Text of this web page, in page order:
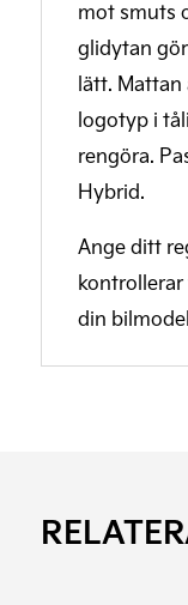
mot smuts
glidytan
lätt. Mattan
logotyp i
rengöra.
Hybrid.
Ange ditt
din